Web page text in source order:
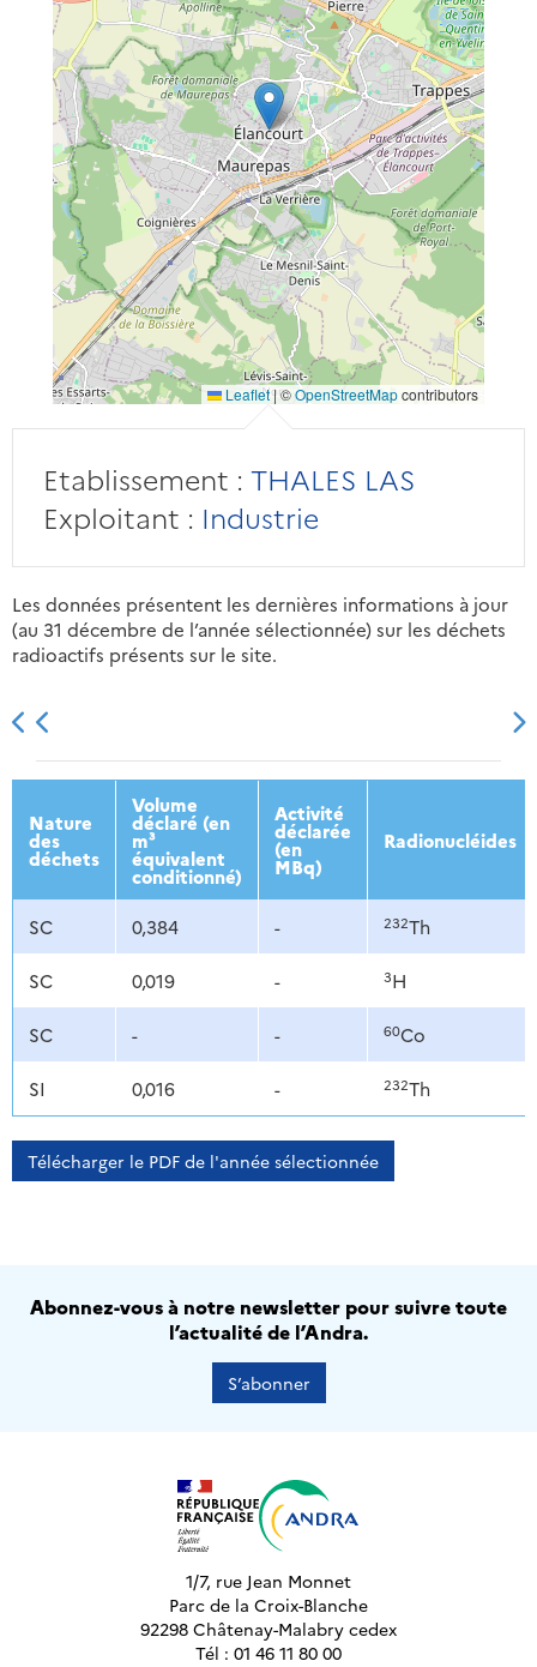
Leaflet|©OpenStreetMapcontributors
Etablissement : THALES LAS
Exploitant : Industrie
Les données présentent les dernières informations à jour
(au 31 décembre de l’année sélectionnée) sur les déchets
radioactifs présents sur le site.
2013 2014 2015 2016
Nature
des
déchets
Volume
déclaré (en
m³
équivalent
conditionné)
Activité
déclarée
(en
MBq)
Radionucléides
SC 0,384 - 232Th
SC 0,019 - 3H
SC - - 60Co
SI 0,016 - 232Th
Télécharger le PDF de l'année sélectionnée
Abonnez-vous à notre newsletter pour suivre toute
l’actualité de l’Andra.
S’abonner
1/7, rue Jean Monnet
Parc de la Croix-Blanche
92298 Châtenay-Malabry cedex
Tél : 01 46 11 80 00